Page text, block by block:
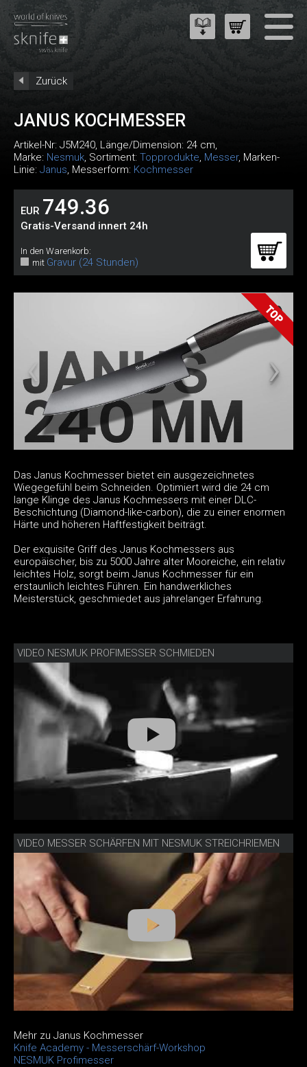
Zurück
JANUS KOCHMESSER
Artikel-Nr: J5M240, Länge/Dimension: 24 cm,
Marke: Nesmuk, Sortiment: Topprodukte, Messer, Marken-
Linie: Janus, Messerform: Kochmesser
EUR 749.36
Gratis-Versand innert 24h
In den Warenkorb:
mit Gravur (24 Stunden)
Das Janus Kochmesser bietet ein ausgezeichnetes
Wiegegefühl beim Schneiden. Optimiert wird die 24 cm
lange Klinge des Janus Kochmessers mit einer DLC-
Beschichtung (Diamond-like-carbon), die zu einer enormen
Härte und höheren Haftfestigkeit beiträgt.
Der exquisite Griff des Janus Kochmessers aus
europäischer, bis zu 5000 Jahre alter Mooreiche, ein relativ
leichtes Holz, sorgt beim Janus Kochmesser für ein
erstaunlich leichtes Führen. Ein handwerkliches
Meisterstück, geschmiedet aus jahrelanger Erfahrung.
VIDEO NESMUK PROFIMESSER SCHMIEDEN
VIDEO MESSER SCHÄRFEN MIT NESMUK STREICHRIEMEN
Mehr zu Janus Kochmesser
Knife Academy - Messerschärf-Workshop
NESMUK Profimesser